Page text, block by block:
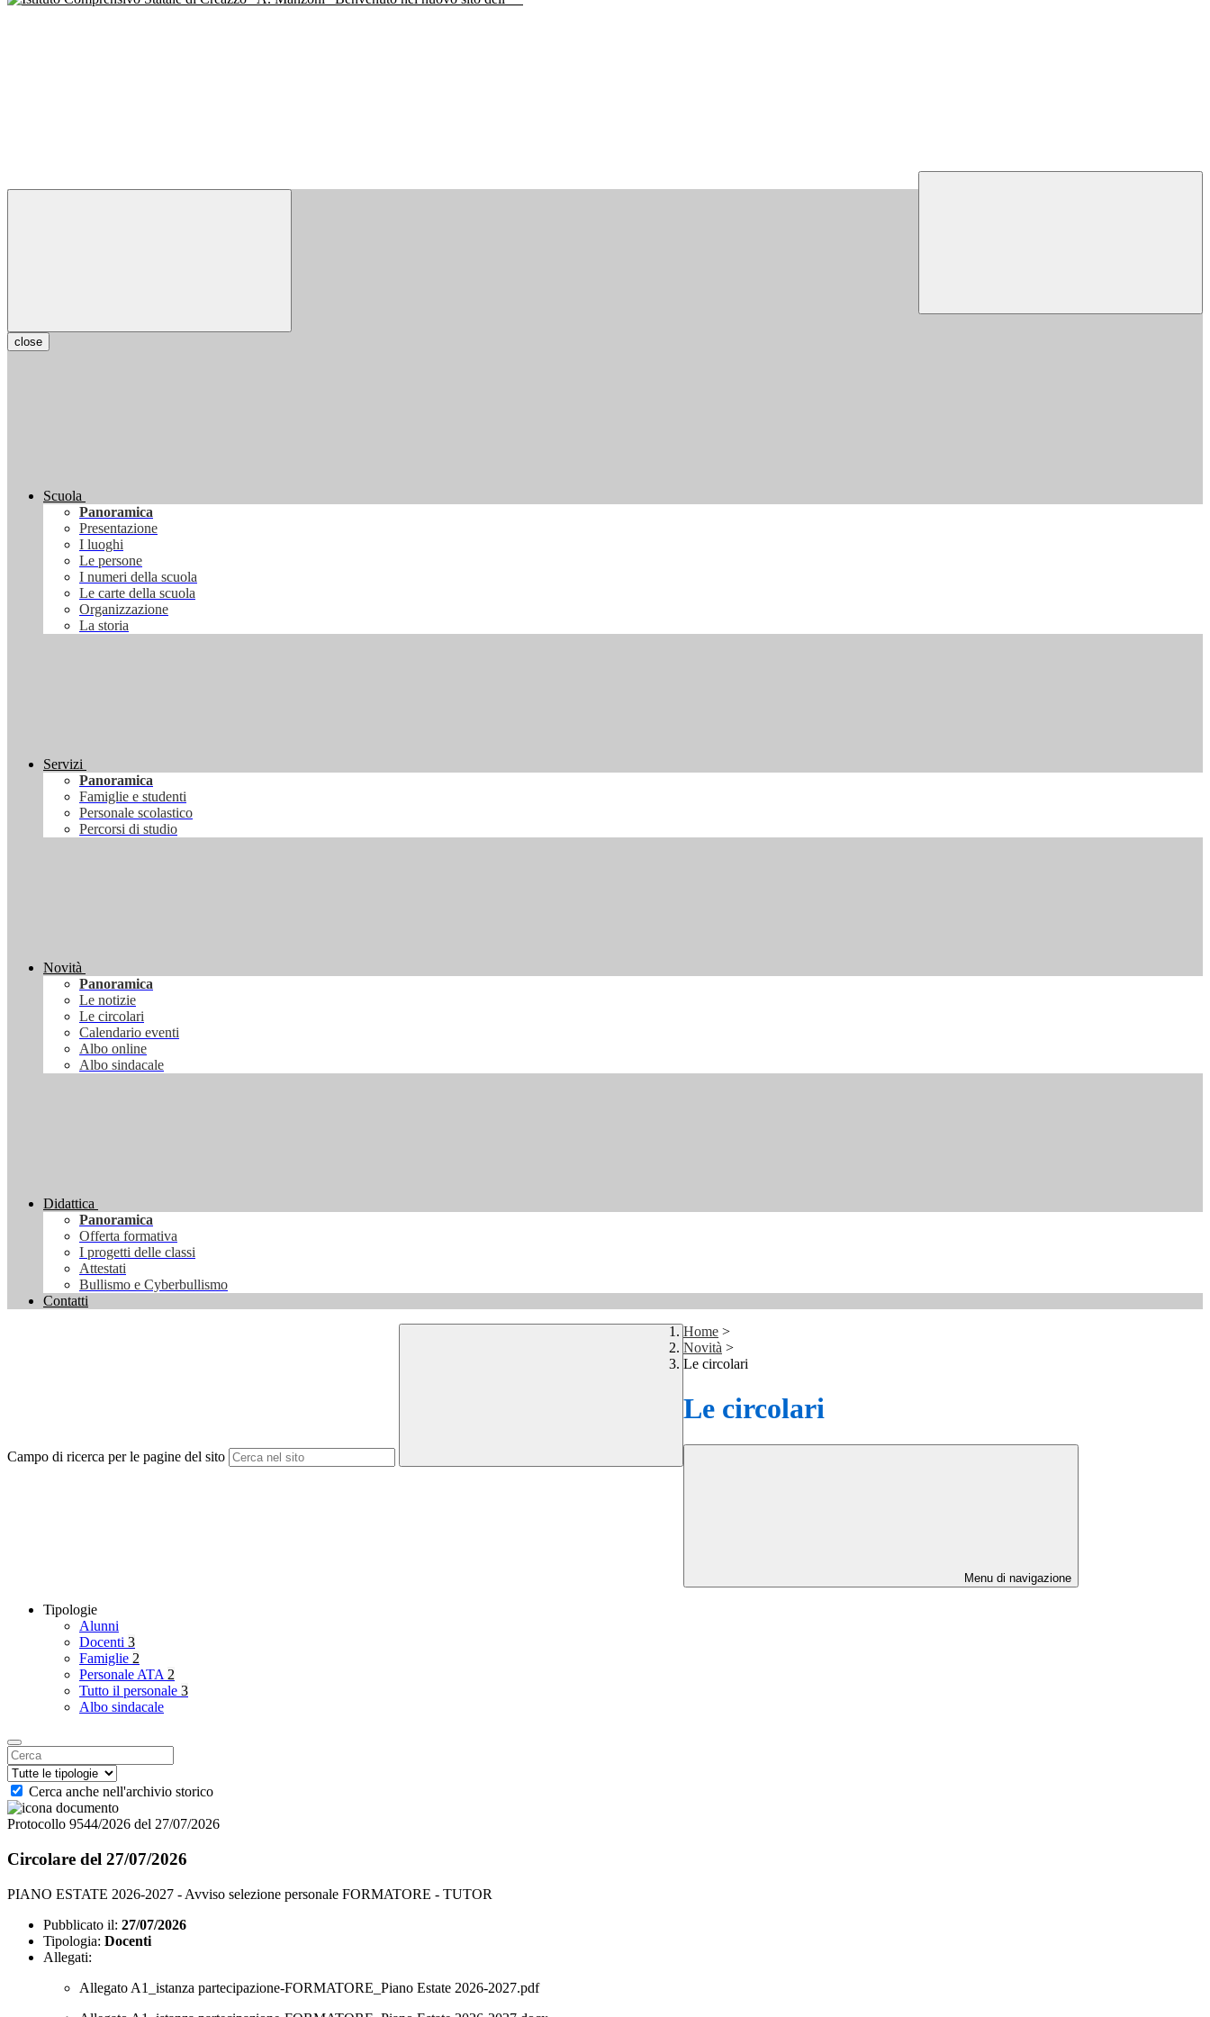
close
Scuola
Panoramica
Presentazione
I luoghi
Le persone
I numeri della scuola
Le carte della scuola
Organizzazione
La storia
Servizi
Panoramica
Famiglie e studenti
Personale scolastico
Percorsi di studio
Novità
Panoramica
Le notizie
Le circolari
Calendario eventi
Albo online
Albo sindacale
Didattica
Panoramica
Offerta formativa
I progetti delle classi
Attestati
Bullismo e Cyberbullismo
Contatti
Campo di ricerca per le pagine del sito
Home >
Novità >
Le circolari
Le circolari
Menu di navigazione
Tipologie
Alunni
Docenti 3
Famiglie 2
Personale ATA 2
Tutto il personale 3
Albo sindacale
Cerca anche nell'archivio storico
Protocollo 9544/2026 del 27/07/2026
Circolare del 27/07/2026
PIANO ESTATE 2026-2027 - Avviso selezione personale FORMATORE - TUTOR
Pubblicato il: 27/07/2026
Tipologia: Docenti
Allegati:
Allegato A1_istanza partecipazione-FORMATORE_Piano Estate 2026-2027.pdf